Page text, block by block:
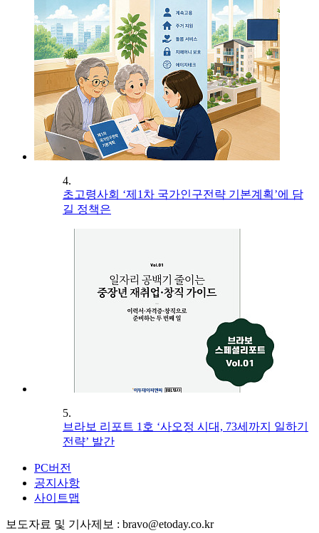
4.
초고령사회 ‘제1차 국가인구전략 기본계획’에 담
길 정책은
5.
브라보 리포트 1호 ‘사오정 시대, 73세까지 일하기
전략’ 발간
PC버전
공지사항
사이트맵
보도자료 및 기사제보 : bravo@etoday.co.kr